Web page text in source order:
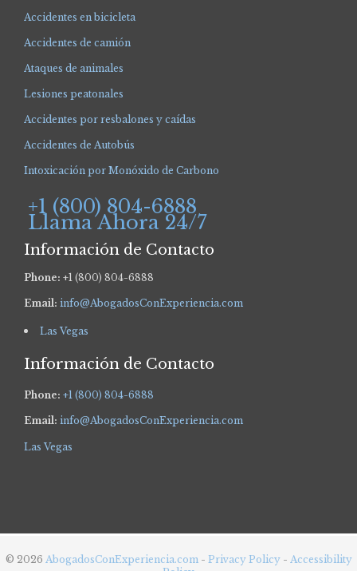
Accidentes en bicicleta
Accidentes de camión
Ataques de animales
Lesiones peatonales
Accidentes por resbalones y caídas
Accidentes de Autobús
Intoxicación por Monóxido de Carbono
+1 (800) 804-6888
Llama Ahora 24/7
Información de Contacto
Phone: +1 (800) 804-6888
Email: info@AbogadosConExperiencia.com
Las Vegas
Información de Contacto
Phone: +1 (800) 804-6888
Email: info@AbogadosConExperiencia.com
Las Vegas
© 2026 AbogadosConExperiencia.com - Privacy Policy - Accessibility